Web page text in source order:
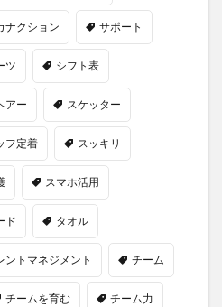
ナクション サポート
ツ シフト表
アー スケッター
フ定着 スッキリ
スマホ活用
ド タオル
ントマネジメント チーム
チームを育む チーム力